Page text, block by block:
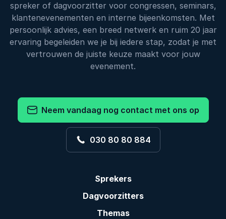
spreker of dagvoorzitter voor congressen, seminars,
klantenevenementen en interne bijeenkomsten. Met
persoonlijk advies, een breed netwerk en ruim 20 jaar
ervaring begeleiden we je bij iedere stap, zodat je met
vertrouwen de juiste keuze maakt voor jouw
evenement.
Neem vandaag nog contact met ons op
030 80 80 884
Sprekers
Dagvoorzitters
Themas